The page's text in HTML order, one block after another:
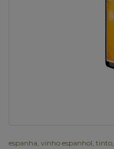
espanha vinho espanhol tinto